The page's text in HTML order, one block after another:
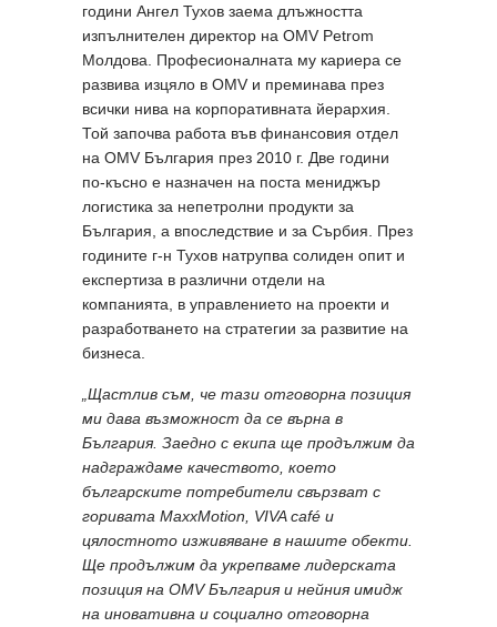
години Ангел Тухов заема длъжността
изпълнителен директор на OMV Petrom
Молдова. Професионалната му кариера се
развива изцяло в OMV и преминава през
всички нива на корпоративната йерархия.
Той започва работа във финансовия отдел
на OMV България през 2010 г. Две години
по-късно е назначен на поста мениджър
логистика за непетролни продукти за
България, а впоследствие и за Сърбия. През
годините г-н Тухов натрупва солиден опит и
експертиза в различни отдели на
компанията, в управлението на проекти и
разработването на стратегии за развитие на
бизнеса.
„Щастлив съм, че тази отговорна позиция
ми дава възможност да се върна в
България. Заедно с екипа ще продължим да
надграждаме качеството, което
българските потребители свързват с
горивата MaxxMotion, VIVA café и
цялостното изживяване в нашите обекти.
Ще продължим да укрепваме лидерската
позиция на OMV България и нейния имидж
на иновативна и социално отговорна